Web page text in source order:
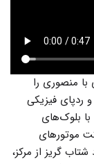
منصوری را
و ردپای فیزیکی
بلوک‌های
موتورهای
گریز از مرکز،